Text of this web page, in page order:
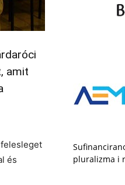
amit
és
pluralizma i